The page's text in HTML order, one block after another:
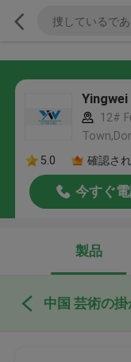
12#
5.0
確認さ
今すぐ
製品
中国 芸術の